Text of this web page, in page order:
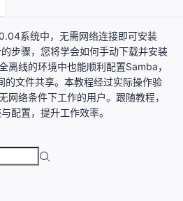
系统中，无需网络连接即可安装
步骤，您将学会如何手动下载并安装
离线的环境中也能顺利配置Samba，
文件共享。本教程经过实际操作验
网络条件下工作的用户。跟随教程，
配置，提升工作效率。